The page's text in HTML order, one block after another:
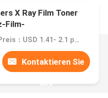
X Ray Film Toner
Film-
Preis：USD 1.41- 2.1 per square meter
Kontaktieren Sie
uns